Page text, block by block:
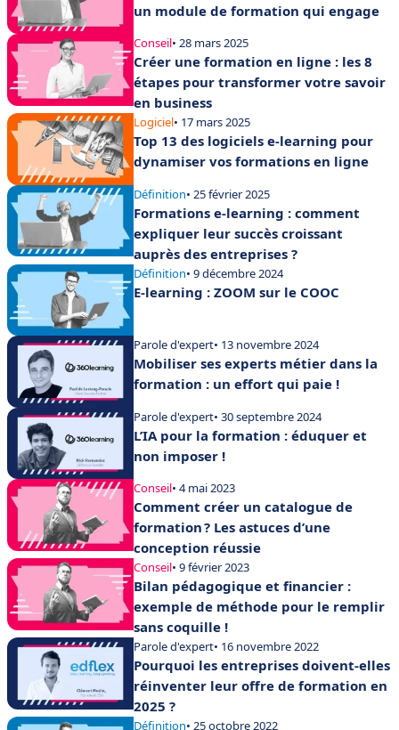
un module de formation qui engage
Conseil• 28 mars 2025
Créer une formation en ligne : les 8
étapes pour transformer votre savoir
en business
Logiciel• 17 mars 2025
Top 13 des logiciels e-learning pour
dynamiser vos formations en ligne
Définition• 25 février 2025
Formations e-learning : comment
expliquer leur succès croissant
auprès des entreprises ?
Définition• 9 décembre 2024
E-learning : ZOOM sur le COOC
Parole d'expert• 13 novembre 2024
Mobiliser ses experts métier dans la
formation : un effort qui paie !
Parole d'expert• 30 septembre 2024
L’IA pour la formation : éduquer et
non imposer !
Conseil• 4 mai 2023
Comment créer un catalogue de
formation ? Les astuces d’une
conception réussie
Conseil• 9 février 2023
Bilan pédagogique et financier :
exemple de méthode pour le remplir
sans coquille !
Parole d'expert• 16 novembre 2022
Pourquoi les entreprises doivent-elles
réinventer leur offre de formation en
2025 ?
Définition• 25 octobre 2022